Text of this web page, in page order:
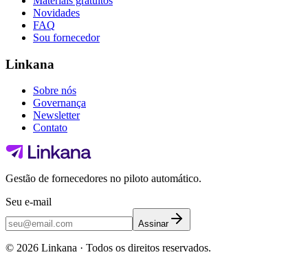
Novidades
FAQ
Sou fornecedor
Linkana
Sobre nós
Governança
Newsletter
Contato
Gestão de fornecedores no piloto automático.
Seu e-mail
Assinar
© 2026 Linkana · Todos os direitos reservados.